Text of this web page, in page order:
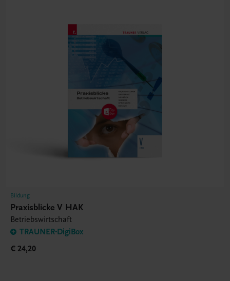
Bildung
Praxisblicke V HAK
Betriebswirtschaft
TRAUNER-DigiBox
€ 24,20